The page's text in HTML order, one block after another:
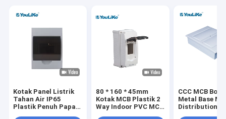
Kotak Panel Listrik
Tahan Air IP65
Plastik Penuh Papan
80 * 160 * 45mm
Kotak MCB Plastik 2
Way Indoor PVC MCB
CCC MCB Box
Metal Base
Distribution